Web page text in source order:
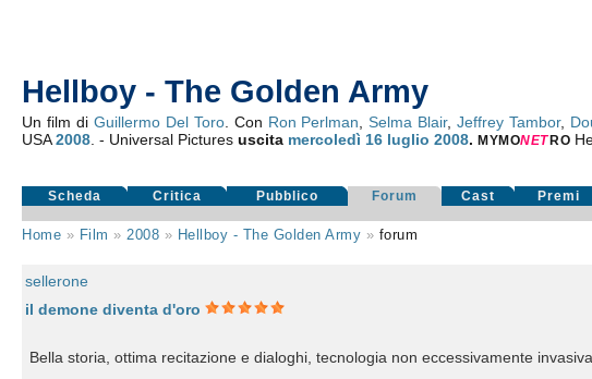
Hellboy - The Golden Army
Un film di Guillermo Del Toro. Con Ron Perlman ,Selma Blair,Jeffrey Tambor,
USA2008 . - Universal Picturesuscita mercoledì 16 luglio 2008.MYMONET RO
Scheda Critica Pubblico Forum Cast Premi
Home » Film » 2008 » Hellboy - The Golden Army » forum
sellerone
il demone diventa d'oro
Bella storia, ottima recitazione e dialoghi, tecnologia non eccessivamente